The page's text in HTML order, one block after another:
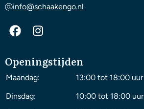
info@schaakengo.nl
Openingstijden
Maandag:
13:00 tot 18:00 uur
Dinsdag:
10:00 tot 18:00 uur